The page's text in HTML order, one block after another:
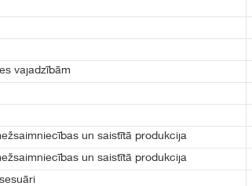
vajadzībām
un saistītā produkcija
un saistītā produkcija